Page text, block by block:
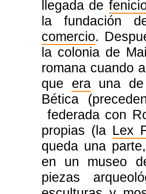
llegada de
la fundación
comercio.
la colonia de
romana cuando
que erauna
Bética
federada con
propias (la Lex
queda una
en un museo
piezas